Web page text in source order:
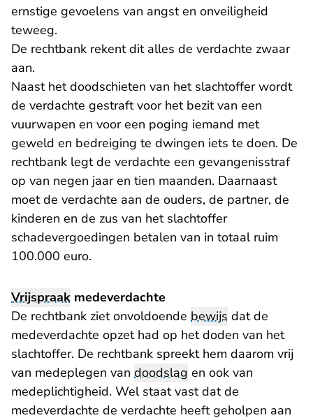
ernstige gevoelens van angst en onveiligheid
teweeg.
De rechtbank rekent dit alles de verdachte zwaar
aan.
Naast het doodschieten van het slachtoffer wordt
de verdachte gestraft voor het bezit van een
vuurwapen en voor een poging iemand met
geweld en bedreiging te dwingen iets te doen. De
rechtbank legt de verdachte een gevangenisstraf
op van negen jaar en tien maanden. Daarnaast
moet de verdachte aan de ouders, de partner, de
kinderen en de zus van het slachtoffer
schadevergoedingen betalen van in totaal ruim
100.000 euro.
Vrijspraak medeverdachte
De rechtbank ziet onvoldoende bewijs dat de
medeverdachte opzet had op het doden van het
slachtoffer. De rechtbank spreekt hem daarom vrij
van medeplegen van doodslag en ook van
medeplichtigheid. Wel staat vast dat de
medeverdachte de verdachte heeft geholpen aan